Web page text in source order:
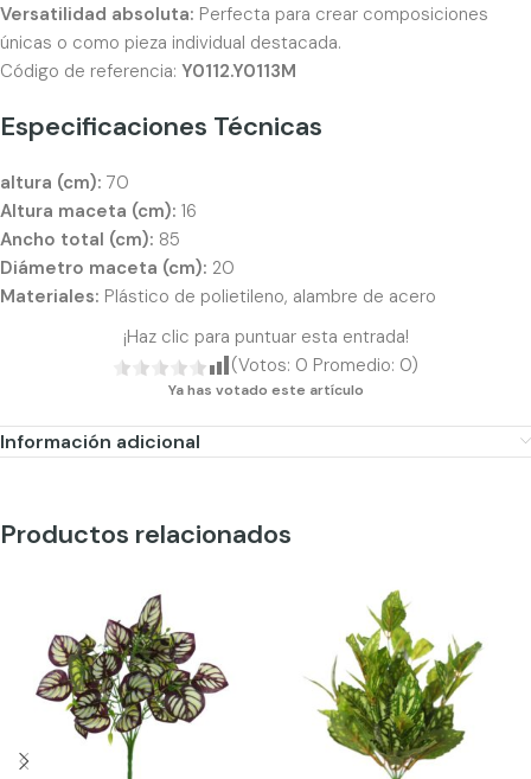
Versatilidad absoluta: Perfecta para crear composiciones
únicas o como pieza individual destacada.
Código de referencia: Y0112.Y0113M
Especificaciones Técnicas
altura (cm): 70
Altura maceta (cm): 16
Ancho total (cm): 85
Diámetro maceta (cm): 20
Materiales: Plástico de polietileno, alambre de acero
¡Haz clic para puntuar esta entrada!
(Votos: 0 Promedio: 0)
Ya has votado este artículo
Información adicional
Productos relacionados